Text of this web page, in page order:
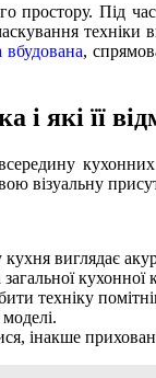
простору. Під
техніки
,
які її
візуальну
виглядає
кухонної
техніку
інакше